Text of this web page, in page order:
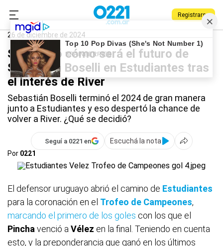
Registrarse
0221.com.ar Deportes
26 de diciembre de 2024
Se definió cómo será el futuro de
Sebastián Boselli en Estudiantes tras
el interés de River
Sebastián Boselli terminó el 2024 de gran manera
junto a Estudiantes y eso despertó la chance de
volver a River. ¿Qué se decidió?
Seguí a 0221 en
Escuchá la nota
Por 0221
El defensor uruguayo abrió el camino de Estudiantes
para la coronación en el Trofeo de Campeones,
marcando el primero de los goles con los que el
Pincha venció a Vélez en la final. Teniendo en cuenta
esto, y la preponderancia que ganó en los últimos